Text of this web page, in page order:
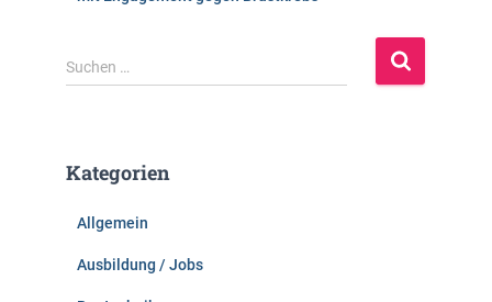
S
u
n
Suchen …
Kategorien
Allgemein
Ausbildung / Jobs